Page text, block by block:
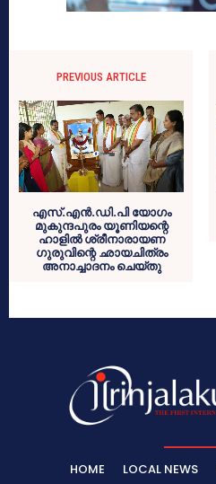
PREVIOUS ARTICLE
എസ്.എന്‍.ഡി.പി യോഗം
മുകുന്ദപുരം യൂണിയന്റെ
ഹാളില്‍ ശ്രീനാരായണ
ഗുരുവിന്റെ ഛായചിത്രം
അനാച്ചാദനം ചെയ്തു
HOME LOCAL NEWS